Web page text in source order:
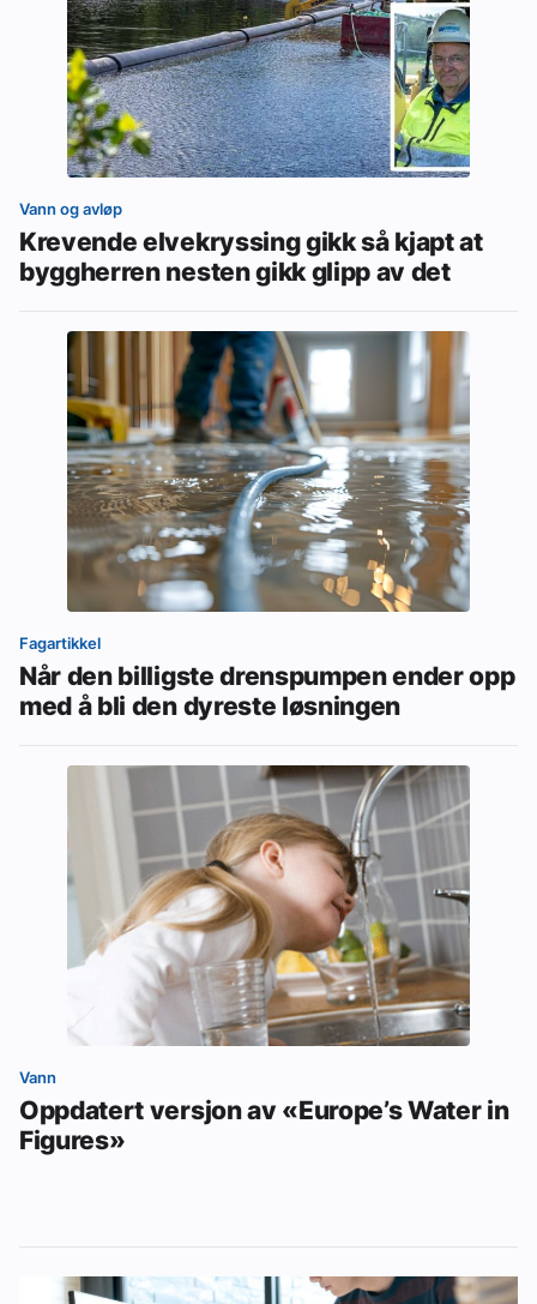
Vann og avløp
Krevende elvekryssing gikk så kjapt at
byggherren nesten gikk glipp av det
Fagartikkel
Når den billigste drenspumpen ender opp
med å bli den dyreste løsningen
Vann
Oppdatert versjon av «Europe’s Water in
Figures»